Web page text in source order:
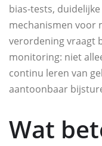
bias-tests,
mechanismen voor
verordening vraagt
monitoring: niet
continu leren van
aantoonbaar
Wat